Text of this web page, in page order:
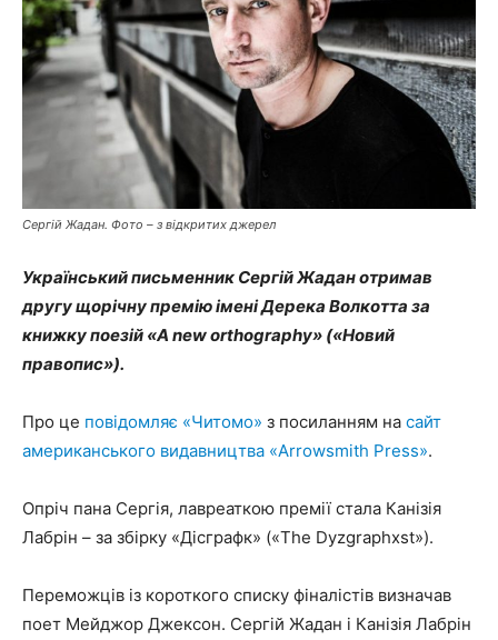
Сергій Жадан. Фото – з відкритих джерел
Український письменник Сергій Жадан отримав
другу щорічну премію імені Дерека Волкотта за
книжку поезій «A new orthography» («Новий
правопис»).
Про це повідомляє «Читомо» з посиланням на сайт
американського видавництва «Arrowsmith Press».
Опріч пана Сергія, лавреаткою премії стала Канізія
Лабрін – за збірку «Дісграфк» («The Dyzgraphxst»).
Переможців із короткого списку фіналістів визначав
поет Мейджор Джексон. Сергій Жадан і Канізія Лабрін